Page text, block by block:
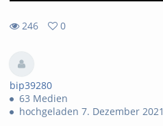
246
views
0
favorites
bip39280
63 Medien
hochgeladen 7. Dezember 2021